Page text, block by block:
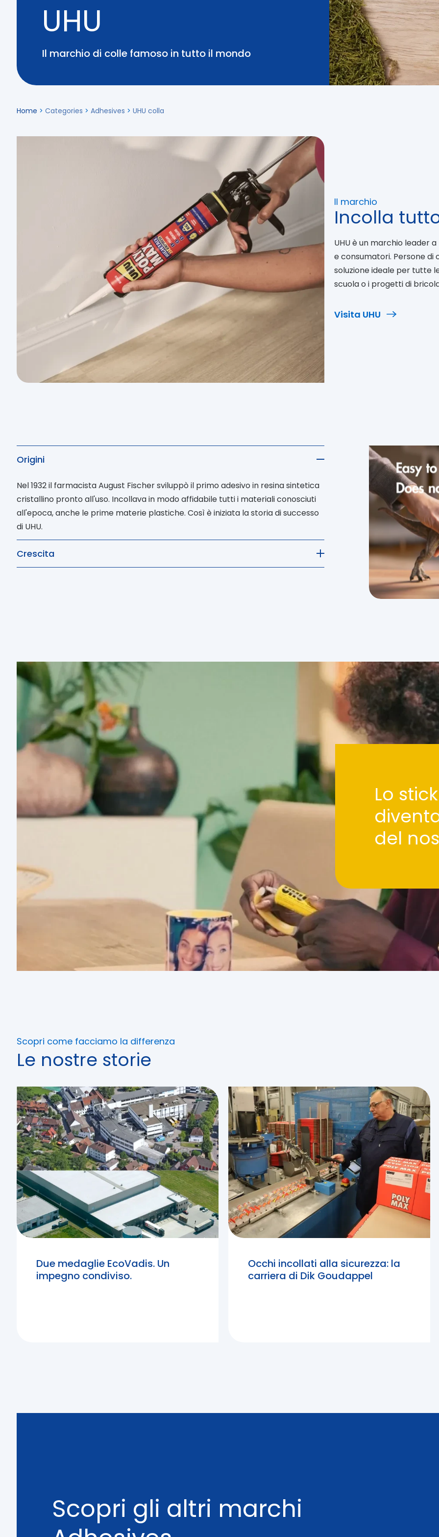
UHU
Il marchio di colle famoso in tutto il mondo
Home > Categories > Adhesives > UHU colla
Il marchio
Incolla
UHU è un marchio leader
e consumatori. Persone di
soluzione ideale per tutte
scuola o i progetti di
Visita UHU
Use up and down arrow keys to navigate between questions. Press Enter or Space to expand/collapse.
Origini
Nel 1932 il farmacista August Fischer sviluppò il primo adesivo in resina sintetica
cristallino pronto all'uso. Incollava in modo affidabile tutti i materiali conosciuti
all'epoca, anche le prime materie plastiche. Così è iniziata la storia di successo
di UHU.
Crescita
Lo
del
Scopri come facciamo la differenza
Le nostre storie
Due medaglie EcoVadis. Un
impegno condiviso.
Occhi incollati alla sicurezza: la
carriera di Dik Goudappel
Scopri gli altri marchi